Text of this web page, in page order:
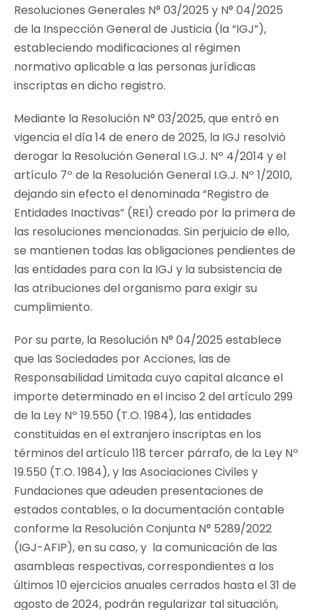
Resoluciones Generales N° 03/2025 y N° 04/2025
de la Inspección General de Justicia (la “IGJ”),
estableciendo modificaciones al régimen
normativo aplicable a las personas jurídicas
inscriptas en dicho registro.
Mediante la Resolución N° 03/2025, que entró en
vigencia el día 14 de enero de 2025, la IGJ resolvió
derogar la Resolución General I.G.J. Nº 4/2014 y el
artículo 7º de la Resolución General I.G.J. Nº 1/2010,
dejando sin efecto el denominada “Registro de
Entidades Inactivas” (REI) creado por la primera de
las resoluciones mencionadas. Sin perjuicio de ello,
se mantienen todas las obligaciones pendientes de
las entidades para con la IGJ y la subsistencia de
las atribuciones del organismo para exigir su
cumplimiento.
Por su parte, la Resolución N° 04/2025 establece
que las Sociedades por Acciones, las de
Responsabilidad Limitada cuyo capital alcance el
importe determinado en el inciso 2 del artículo 299
de la Ley Nº 19.550 (T.O. 1984), las entidades
constituidas en el extranjero inscriptas en los
términos del artículo 118 tercer párrafo, de la Ley Nº
19.550 (T.O. 1984), y las Asociaciones Civiles y
Fundaciones que adeuden presentaciones de
estados contables, o la documentación contable
conforme la Resolución Conjunta N° 5289/2022
(IGJ-AFIP), en su caso, y la comunicación de las
asambleas respectivas, correspondientes a los
últimos 10 ejercicios anuales cerrados hasta el 31 de
agosto de 2024, podrán regularizar tal situación,